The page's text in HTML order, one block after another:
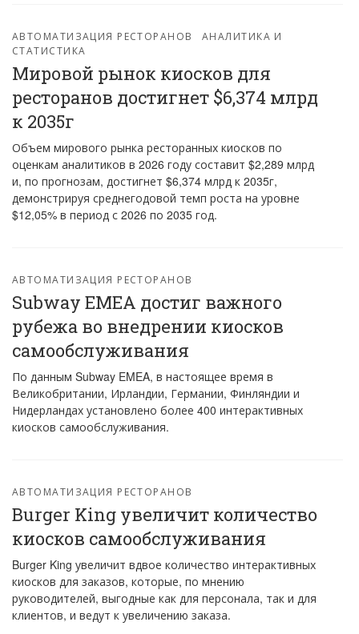
АВТОМАТИЗАЦИЯ РЕСТОРАНОВ
АНАЛИТИКА И
СТАТИСТИКА
Мировой рынок киосков для
ресторанов достигнет $6,374 млрд
к 2035г
Объем мирового рынка ресторанных киосков по
оценкам аналитиков в 2026 году составит $2,289 млрд
и, по прогнозам, достигнет $6,374 млрд к 2035г,
демонстрируя среднегодовой темп роста на уровне
$12,05% в период с 2026 по 2035 год.
АВТОМАТИЗАЦИЯ РЕСТОРАНОВ
Subway EMEA достиг важного
рубежа во внедрении киосков
самообслуживания
По данным Subway EMEA, в настоящее время в
Великобритании, Ирландии, Германии, Финляндии и
Нидерландах установлено более 400 интерактивных
киосков самообслуживания.
АВТОМАТИЗАЦИЯ РЕСТОРАНОВ
Burger King увеличит количество
киосков самообслуживания
Burger King увеличит вдвое количество интерактивных
киосков для заказов, которые, по мнению
руководителей, выгодные как для персонала, так и для
клиентов, и ведут к увеличению заказа.